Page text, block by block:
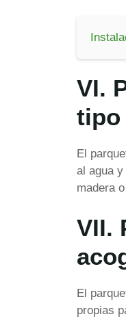
VI.
tipo
El
al agua
madera
VII.
El
propias